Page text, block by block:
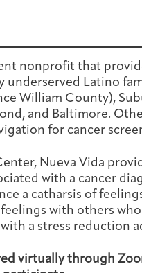
nonprofit that
underserved Latino
William County),
and Baltimore.
for cancer
Nueva Vida
with a cancer
a catharsis of
with others
a stress reduction
virtually through